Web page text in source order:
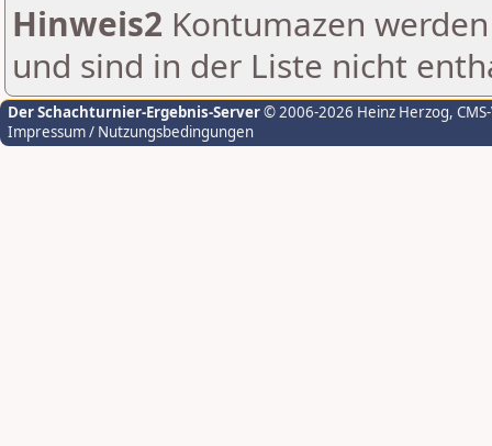
Hinweis2 Kontumazen
und sind in der Liste nicht
Der Schachturnier-Ergebnis-Server© 2006-2026 Heinz Herzog,
Impressum / Nutzungsbedingungen